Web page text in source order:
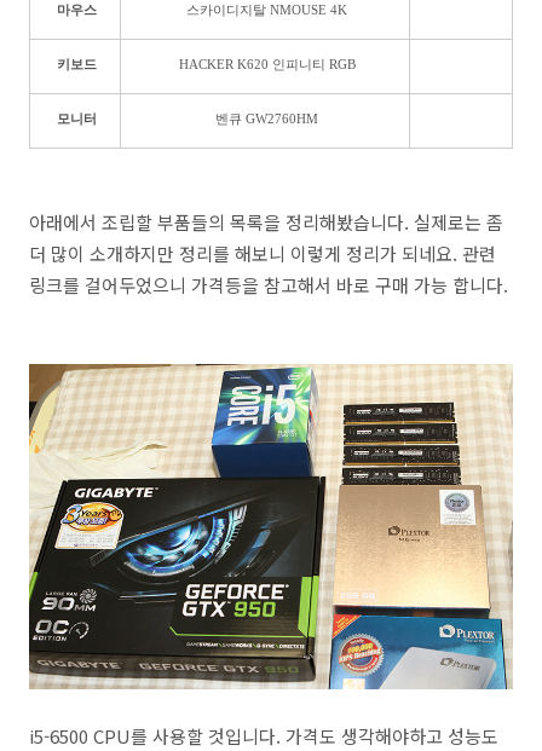
마우스 스카이디지탈 NMOUSE 4K
키보드 HACKER K620 인피니티 RGB
모니터 벤큐 GW2760HM
아래에서 조립할 부품들의 목록을 정리해봤습니다. 실제로는 좀
더 많이 소개하지만 정리를 해보니 이렇게 정리가 되네요. 관련
링크를 걸어두었으니 가격등을 참고해서 바로 구매 가능 합니다.
i5-6500 CPU를 사용할 것입니다. 가격도 생각해야하고 성능도